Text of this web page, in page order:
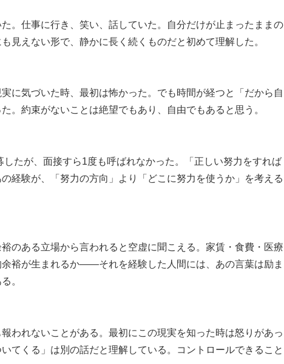
。仕事に行き、笑い、話していた。自分だけが止まったままの
見えない形で、静かに長く続くものだと初めて理解した。
に気づいた時、最初は怖かった。でも時間が経つと「だから自
。約束がないことは絶望でもあり、自由でもあると思う。
たが、面接すら1度も呼ばれなかった。「正しい努力をすれば
経験が、「努力の方向」より「どこに努力を使うか」を考える
のある立場から言われると空虚に聞こえる。家賃・食費・医療
裕が生まれるか——それを経験した人間には、あの言葉は励ま
。
われないことがある。最初にこの現実を知った時は怒りがあっ
てくる」は別の話だと理解している。コントロールできること